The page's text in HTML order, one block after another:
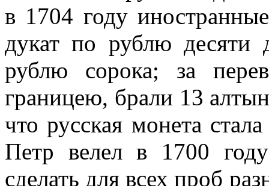
в 1704 году
дукат по рублю десяти
рублю сорока; за
границею, брали 13
что русская монета
Петр велел в 1700
сделать для всех проб